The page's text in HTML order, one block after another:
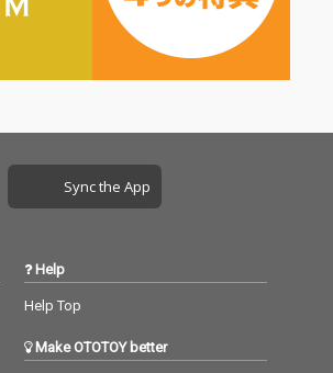
Sync the App
Help
Help Top
Make OTOTOY better